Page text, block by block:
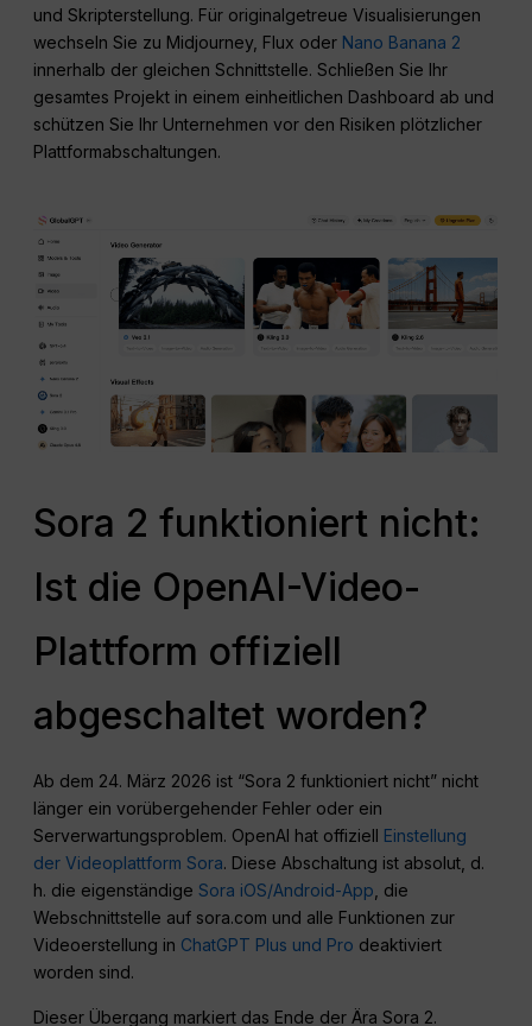
und Skripterstellung. Für originalgetreue Visualisierungen
wechseln Sie zu Midjourney, Flux oder Nano Banana 2
innerhalb der gleichen Schnittstelle. Schließen Sie Ihr
gesamtes Projekt in einem einheitlichen Dashboard ab und
schützen Sie Ihr Unternehmen vor den Risiken plötzlicher
Plattformabschaltungen.
Sora 2 funktioniert nicht:
Ist die OpenAI-Video-
Plattform offiziell
abgeschaltet worden?
Ab dem 24. März 2026 ist “Sora 2 funktioniert nicht” nicht
länger ein vorübergehender Fehler oder ein
Serverwartungsproblem. OpenAI hat offiziell Einstellung
der Videoplattform Sora. Diese Abschaltung ist absolut, d.
h. die eigenständigeSora iOS/Android-App, die
Webschnittstelle auf sora.com und alle Funktionen zur
Videoerstellung in ChatGPT Plus und Pro deaktiviert
worden sind.
Dieser Übergang markiert das Ende der Ära Sora 2.